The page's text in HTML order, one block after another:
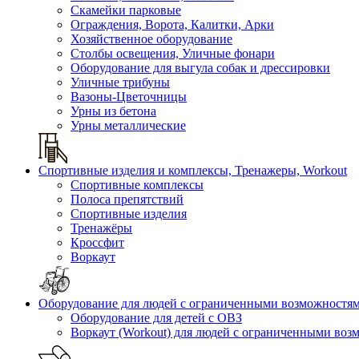
Скамейки парковые
Ограждения, Ворота, Калитки, Арки
Хозяйственное оборудование
Столбы освещения, Уличные фонари
Оборудование для выгула собак и дрессировки
Уличные трибуны
Вазоны-Цветочницы
Урны из бетона
Урны металлические
Спортивные изделия и комплексы, Тренажеры, Workout
Спортивные комплексы
Полоса препятствий
Спортивные изделия
Тренажёры
Кроссфит
Воркаут
Оборудование для людей с ограниченными
Оборудование для детей с ОВЗ
Воркаут (Workout) для людей с ограниченными